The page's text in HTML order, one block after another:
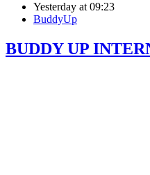
Yesterday at 09:23
BuddyUp
BUDDY UP